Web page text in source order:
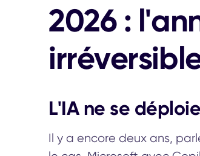
2026 :
L'IA ne se
Il y a encore deux ans,